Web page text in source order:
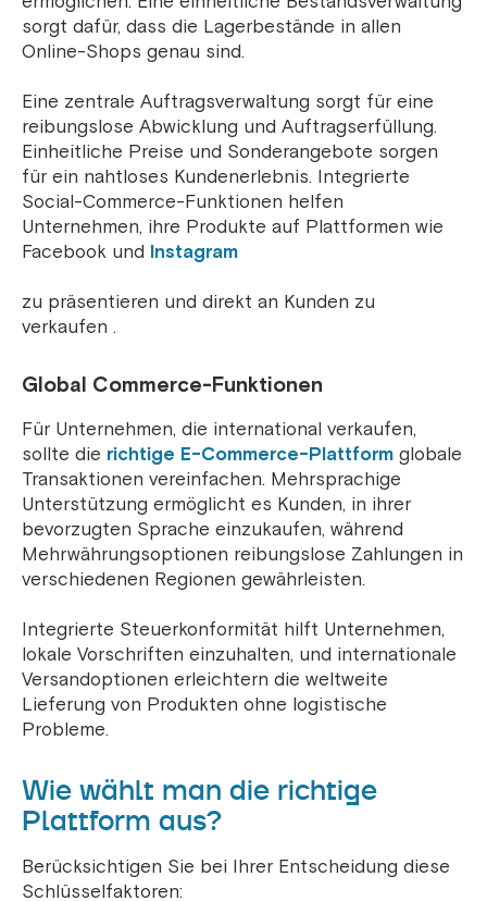
sorgt dafür, dass die Lagerbestände in allen
Online-Shops genau sind.
Eine zentrale Auftragsverwaltung sorgt für eine
reibungslose Abwicklung und Auftragserfüllung.
Einheitliche Preise und Sonderangebote sorgen
für ein nahtloses Kundenerlebnis. Integrierte
Social-Commerce-Funktionen helfen
Unternehmen, ihre Produkte auf Plattformen wie
Facebook und Instagram
zu präsentieren und direkt an Kunden zu
verkaufen .
Global Commerce-Funktionen
Für Unternehmen, die international verkaufen,
sollte die richtige E-Commerce-Plattform globale
Transaktionen vereinfachen. Mehrsprachige
Unterstützung ermöglicht es Kunden, in ihrer
bevorzugten Sprache einzukaufen, während
Mehrwährungsoptionen reibungslose Zahlungen in
verschiedenen Regionen gewährleisten.
Integrierte Steuerkonformität hilft Unternehmen,
lokale Vorschriften einzuhalten, und internationale
Versandoptionen erleichtern die weltweite
Lieferung von Produkten ohne logistische
Probleme.
Wie wählt man die richtige
Plattform aus?
Berücksichtigen Sie bei Ihrer Entscheidung diese
Schlüsselfaktoren: